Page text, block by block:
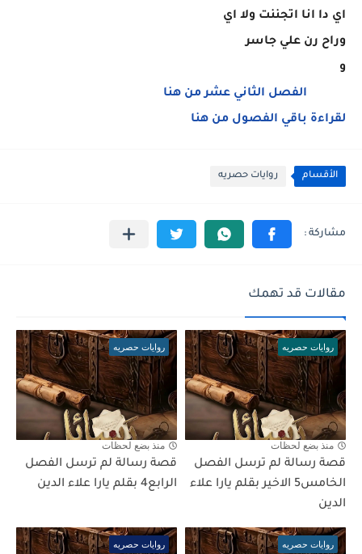
اي دا انا اتجننت ولا اي
وراح رن علي جاسر
و
الفصل الثاني عشر من هنا
لقراءة باقي الفصول من هنا
الأقسام روايات حصريه
مقالات قد تهمك
روايات حصريه
منذ بضع لحظات
قصة رسالة لم ترسل الفصل
الخامس5 الاخير بقلم يارا علاء
الدين
روايات حصريه
منذ بضع لحظات
قصة رسالة لم ترسل الفصل
الرابع4 بقلم يارا علاء الدين
روايات حصريه روايات حصريه